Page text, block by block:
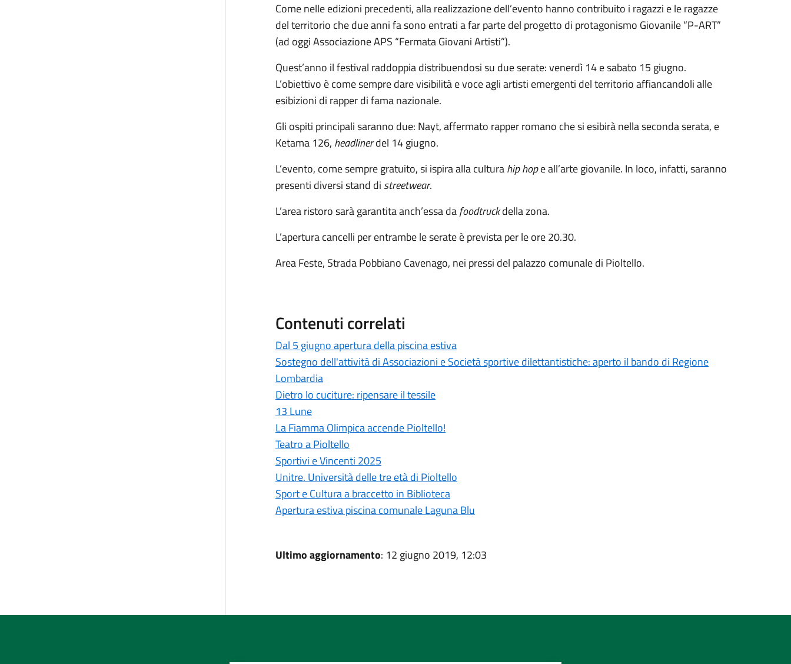
Come nelle edizioni precedenti, alla realizzazione dell’evento hanno contribuito i ragazzi e le ragazze
del territorio che due anni fa sono entrati a far parte del progetto di protagonismo Giovanile “P-ART”
(ad oggi Associazione APS “Fermata Giovani Artisti”).
Quest’anno il festival raddoppia distribuendosi su due serate: venerdì 14 e sabato 15 giugno.
L’obiettivo è come sempre dare visibilità e voce agli artisti emergenti del territorio affiancandoli alle
esibizioni di rapper di fama nazionale.
Gli ospiti principali saranno due: Nayt, affermato rapper romano che si esibirà nella seconda serata, e
Ketama 126, headlinerdel 14 giugno.
L’evento, come sempre gratuito, si ispira alla culturahip hope all’arte giovanile. In loco, infatti, saranno
presenti diversi stand di streetwear.
L’area ristoro sarà garantita anch’essa dafoodtruckdella zona.
L’apertura cancelli per entrambe le serate è prevista per le ore 20.30.
Area Feste, Strada Pobbiano Cavenago, nei pressi del palazzo comunale di Pioltello.
Contenuti correlati
Dal 5 giugno apertura della piscina estiva
Sostegno dell'attività di Associazioni e Società sportive dilettantistiche: aperto il bando di Regione
Lombardia
Dietro lo cuciture: ripensare il tessile
13 Lune
La Fiamma Olimpica accende Pioltello!
Teatro a Pioltello
Sportivi e Vincenti 2025
Unitre. Università delle tre età di Pioltello
Sport e Cultura a braccetto in Biblioteca
Apertura estiva piscina comunale Laguna Blu
Ultimo aggiornamento: 12 giugno 2019, 12:03